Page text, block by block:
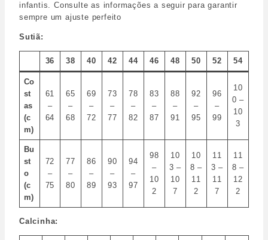
infantis. Consulte as informações a seguir para garantir
sempre um ajuste perfeito
Sutiã:
36 38 40 42 44 46 48 50 52 54
Co
st
as
(c
m)
61
–
64
65
–
68
69
–
72
73
–
77
78
–
82
83
–
87
88
–
91
92
–
95
96
–
99
10
0 –
10
3
Bu
st
o
(c
m)
72
–
75
77
–
80
86
–
89
90
–
93
94
–
97
98
–
10
2
10
3 –
10
7
10
8 –
11
2
11
3 –
11
7
11
8 –
12
2
Calcinha: